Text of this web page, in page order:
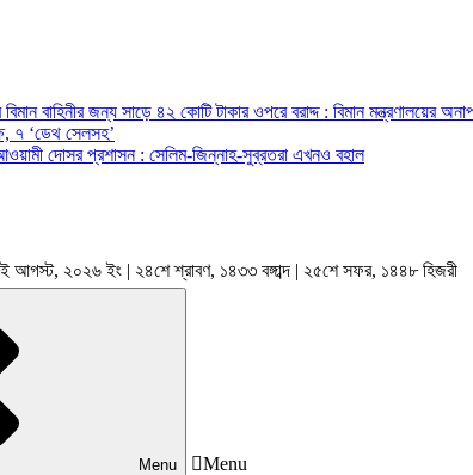
বাহিনীর জন্য সাড়ে ৪২ কোটি টাকার ওপরে বরাদ্দ : বিমান মন্ত্রণালয়ের
৭ ‘ডেথ সেলসহ’
আওয়ামী দোসর প্রশাসন : সেলিম-জিন্নাহ-সুব্রতরা এখনও বহাল
২০২৬ ইং | ২৪শে শ্রাবণ, ১৪৩৩ বঙ্গাব্দ | ২৫শে সফর, ১৪৪৮ হিজরী
Menu Menu